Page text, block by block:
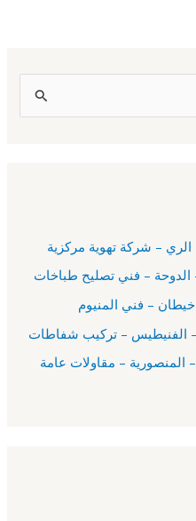
مقاولات عامة الكويت 66140865 – المنصورية – مقاولات عامة